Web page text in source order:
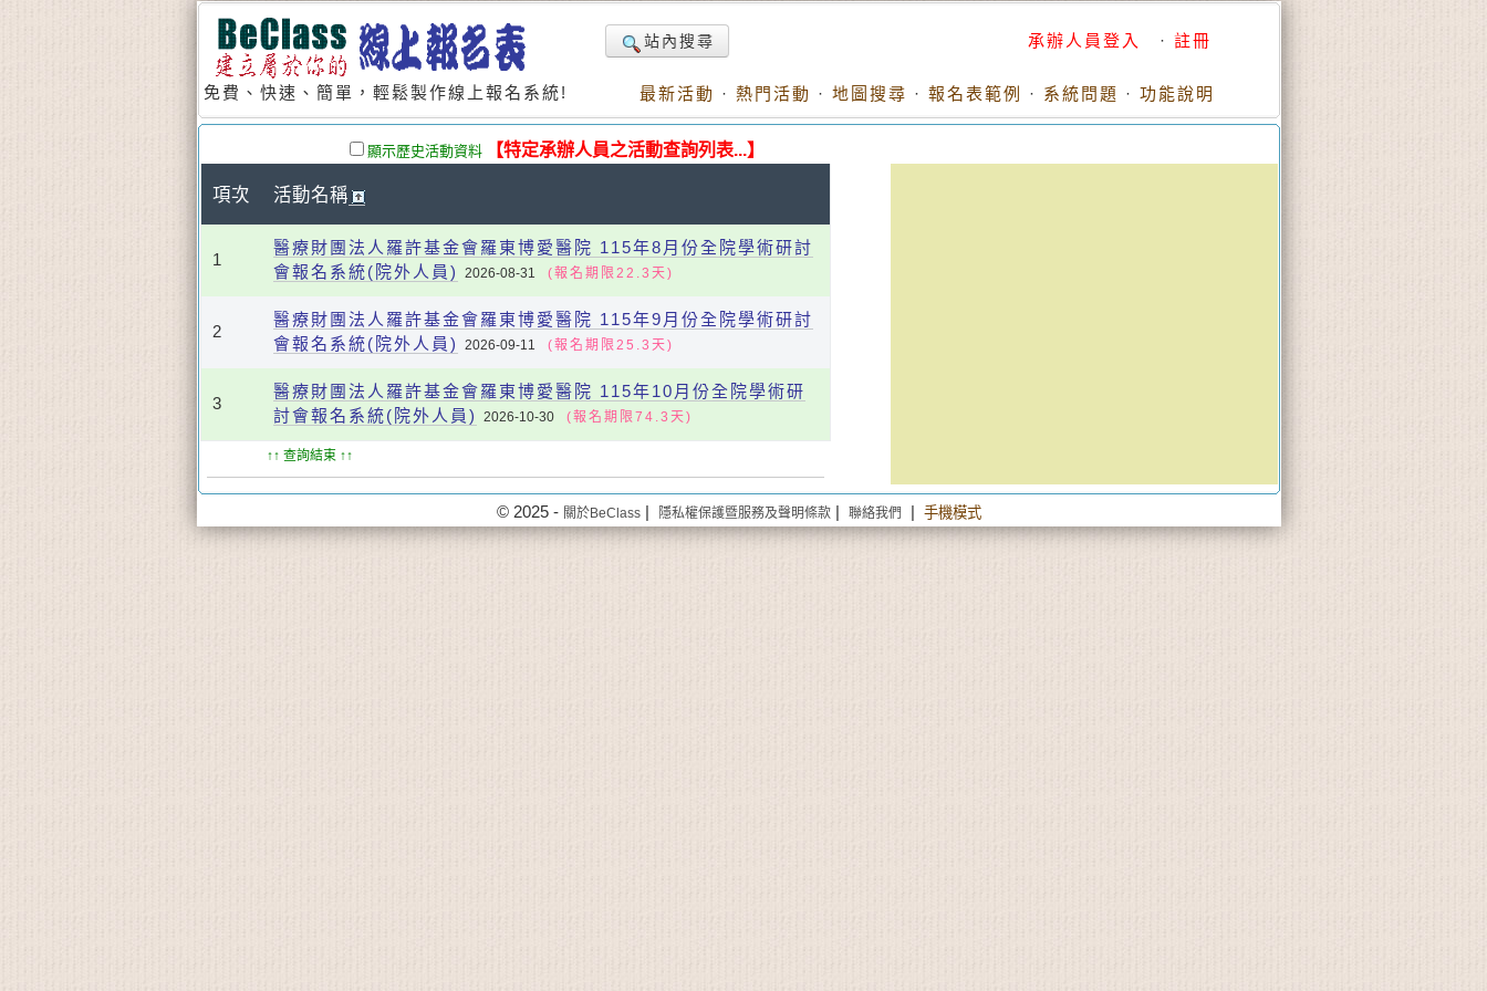
免費、快速、簡單，輕鬆製作線上報名系統!
站內搜尋 承辦人員登入 · 註冊
最新活動 · 熱門活動 · 地圖搜尋 · 報名表範例 · 系統問題 · 功能說明
顯示歷史活動資料 【特定承辦人員之活動查詢列表...】
項次 活動名稱
1
醫療財團法人羅許基金會羅東博愛醫院 115年8月份全院學術研討
會報名系統(院外人員)
2026-08-31 (報名期限22.3天)
2
醫療財團法人羅許基金會羅東博愛醫院 115年9月份全院學術研討
會報名系統(院外人員)
2026-09-11 (報名期限25.3天)
3
醫療財團法人羅許基金會羅東博愛醫院 115年10月份全院學術研
討會報名系統(院外人員)
2026-10-30 (報名期限74.3天)
↑↑ 查詢結束 ↑↑
© 2025 - 關於BeClass | 隱私權保護暨服務及聲明條款 | 聯絡我們 | 手機模式